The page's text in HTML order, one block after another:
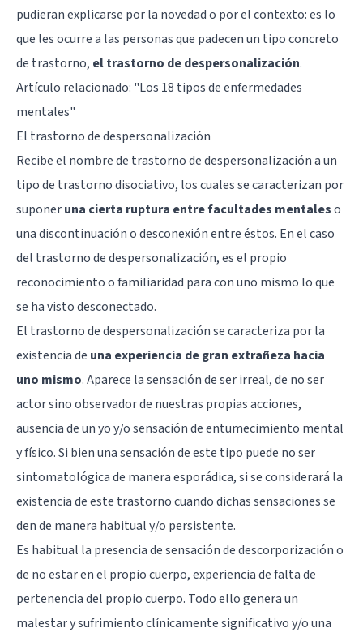
pudieran explicarse por la novedad o por el contexto: es lo
que les ocurre a las personas que padecen un tipo concreto
de trastorno, el trastorno de despersonalización.
Artículo relacionado: "Los 18 tipos de enfermedades
mentales"
El trastorno de despersonalización
Recibe el nombre de trastorno de despersonalización a un
tipo de trastorno disociativo, los cuales se caracterizan por
suponeruna cierta ruptura entre facultades mentaleso
una discontinuación o desconexión entre éstos. En el caso
del trastorno de despersonalización, es el propio
reconocimiento o familiaridad para con uno mismo lo que
se ha visto desconectado.
El trastorno de despersonalización se caracteriza por la
existencia de una experiencia de gran extrañeza hacia
uno mismo. Aparece la sensación de ser irreal, de no ser
actor sino observador de nuestras propias acciones,
ausencia de un yo y/o sensación de entumecimiento mental
y físico. Si bien una sensación de este tipo puede no ser
sintomatológica de manera esporádica, si se considerará la
existencia de este trastorno cuando dichas sensaciones se
den de manera habitual y/o persistente.
Es habitual la presencia de sensación de descorporización o
de no estar en el propio cuerpo, experiencia de falta de
pertenencia del propio cuerpo. Todo ello genera un
malestar y sufrimiento clínicamente significativo y/o una